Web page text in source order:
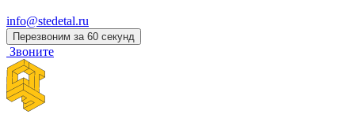
info@stedetal.ru
Перезвоним за 60 секунд
Звоните